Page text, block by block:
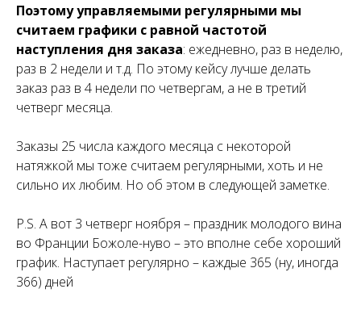
Поэтому управляемыми регулярными мы
считаем графики с равной частотой
наступления дня заказа: ежедневно, раз в неделю,
раз в 2 недели и т.д. По этому кейсу лучше делать
заказ раз в 4 недели по четвергам, а не в третий
четверг месяца.
Заказы 25 числа каждого месяца с некоторой
натяжкой мы тоже считаем регулярными, хоть и не
сильно их любим. Но об этом в следующей заметке.
P.S. А вот 3 четверг ноября – праздник молодого вина
во Франции Божоле-нуво – это вполне себе хороший
график. Наступает регулярно – каждые 365 (ну, иногда
366) дней